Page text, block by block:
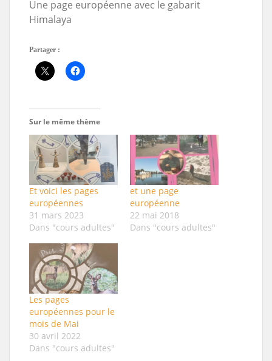
Une page européenne avec le gabarit
Himalaya
Partager :
Sur le même thème
Et voici les pages
européennes
31 mars 2023
Dans "cours adultes"
et une page
européenne
22 mai 2018
Dans "cours adultes"
Les pages
européennes pour le
mois de Mai
30 avril 2022
Dans "cours adultes"